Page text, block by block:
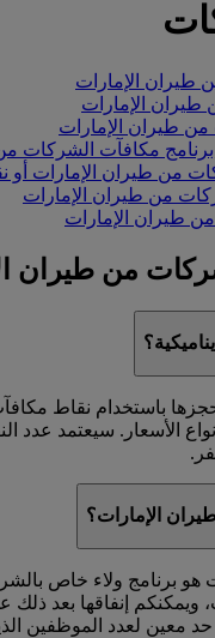
طيران الإمارات
الإمارات
طيران الإمارات
برنامج مكافآت الشركات
من طيران الإمارات أو
من طيران الإمارات
طيران الإمارات
من طيران
باستخدام نقاط
الأسعار. سيعتمد عدد
الإمارات؟
هو برنامج ولاء خاص
ويمكنكم إنفاقها بعد
معين لعدد الموظفين